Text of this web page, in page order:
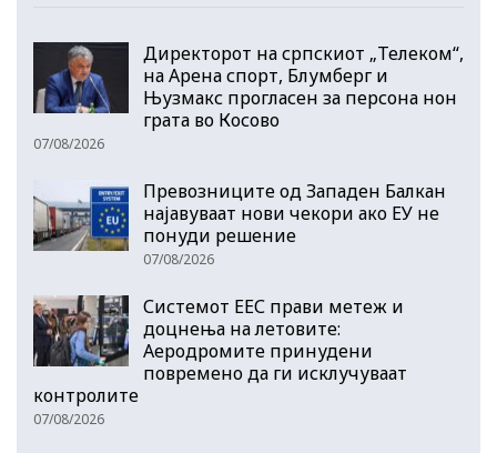
Директорот на српскиот „Телеком“,
на Арена спорт, Блумберг и
Њузмакс прогласен за персона нон
грата во Косово
07/08/2026
Превозниците од Западен Балкан
најавуваат нови чекори ако ЕУ не
понуди решение
07/08/2026
Системот ЕЕС прави метеж и
доцнења на летовите:
Аеродромите принудени
повремено да ги исклучуваат
контролите
07/08/2026